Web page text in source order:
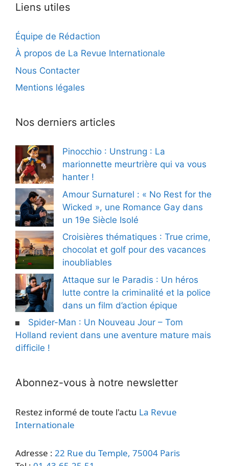
Liens utiles
Équipe de Rédaction
À propos de La Revue Internationale
Nous Contacter
Mentions légales
Nos derniers articles
Pinocchio : Unstrung : La
marionnette meurtrière qui va vous
hanter !
Amour Surnaturel : « No Rest for the
Wicked », une Romance Gay dans
un 19e Siècle Isolé
Croisières thématiques : True crime,
chocolat et golf pour des vacances
inoubliables
Attaque sur le Paradis : Un héros
lutte contre la criminalité et la police
dans un film d’action épique
Spider-Man : Un Nouveau Jour – Tom
Holland revient dans une aventure mature mais
difficile !
Abonnez-vous à notre newsletter
Restez informé de toute l'actu La Revue
Internationale
Adresse : 22 Rue du Temple, 75004 Paris